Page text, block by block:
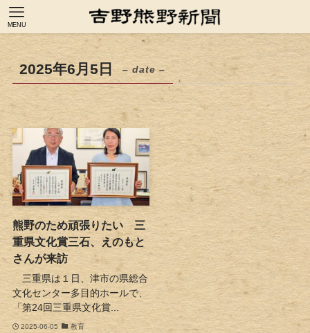
MENU
2025年6月5日 – date –
熊野のため頑張りたい 三
重県文化賞三石、えのもと
さんが来訪
三重県は１日、津市の県総合
文化センター多目的ホールで、
「第24回三重県文化賞...
2025-06-05 教育